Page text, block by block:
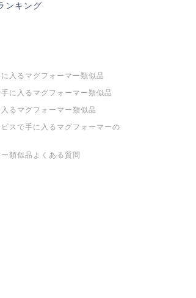
ンキング
入るマグフォーマー類似品
手に入るマグフォーマー類似品
るマグフォーマー類似品
スで手に入るマグフォーマーの
類似品よくある質問